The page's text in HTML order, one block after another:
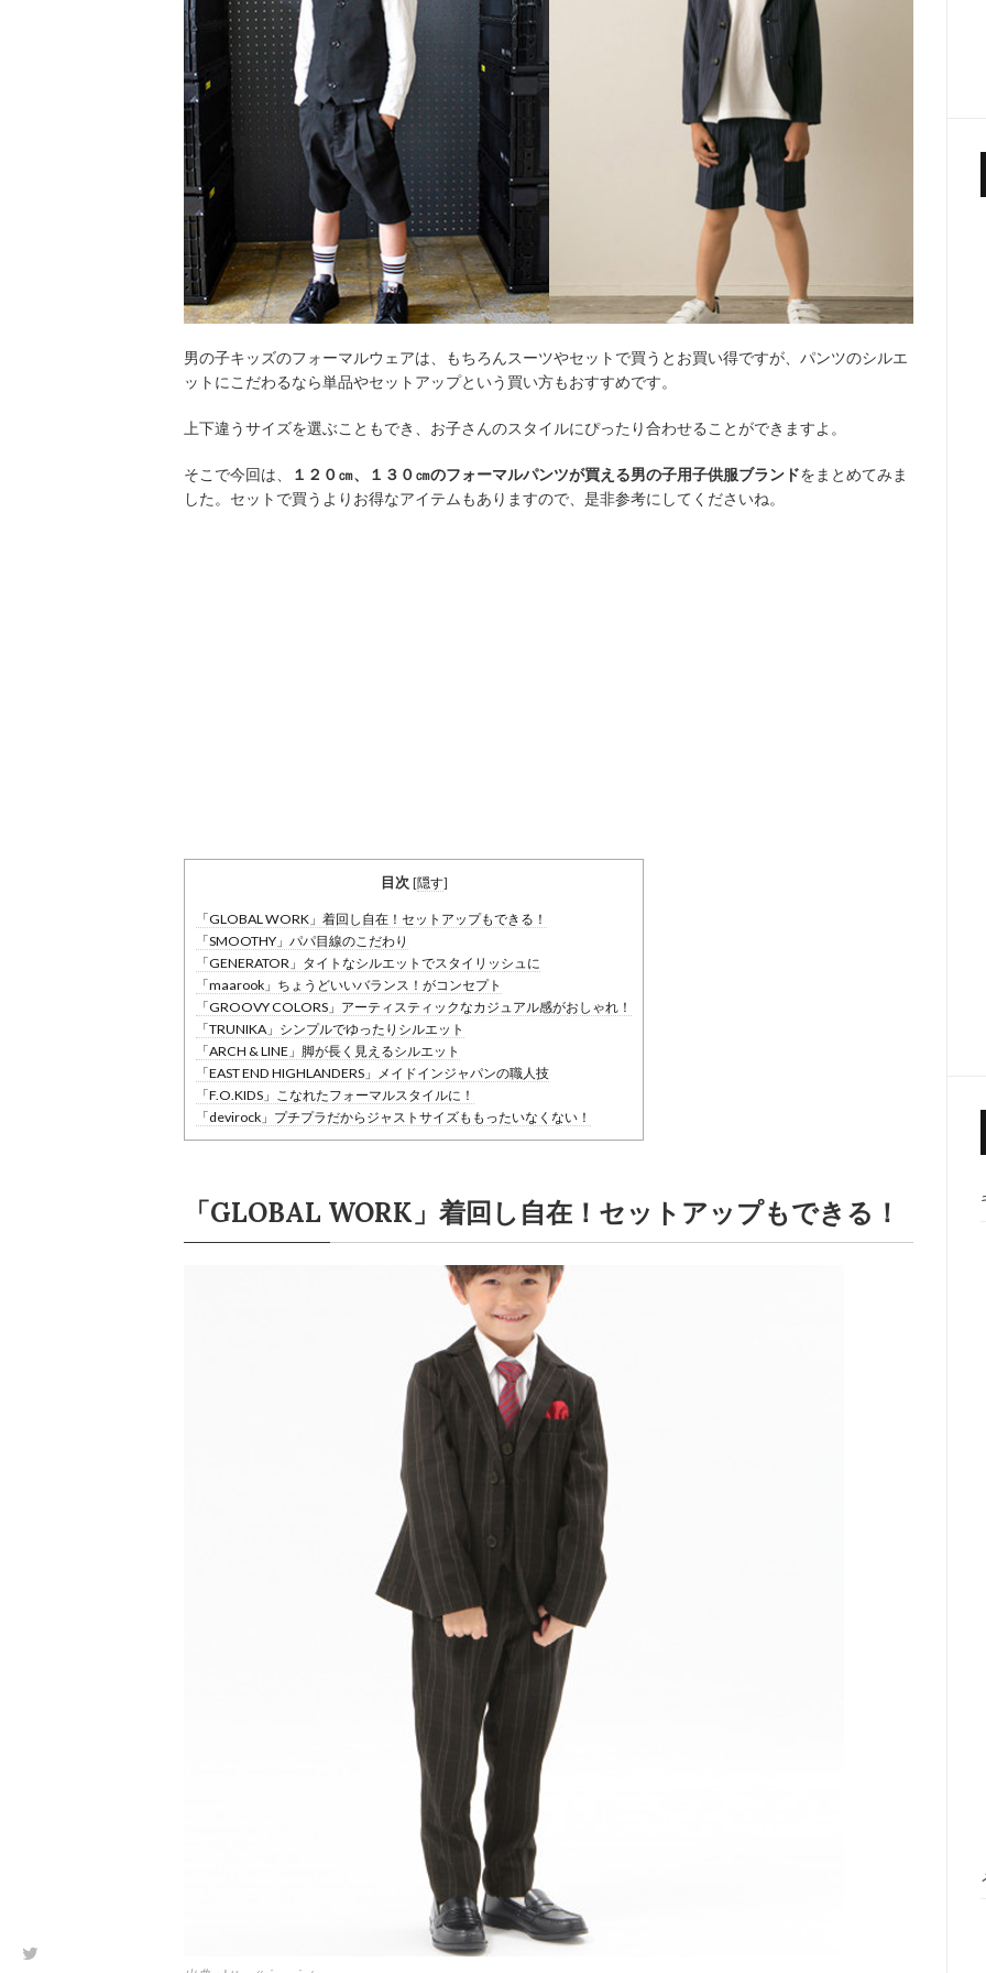
男の子キッズのフォーマルウェアは、もちろんスーツやセットで買うとお買い得ですが、パンツのシルエ
ットにこだわるなら単品やセットアップという買い方もおすすめです。
上下違うサイズを選ぶこともでき、お子さんのスタイルにぴったり合わせることができますよ。
そこで今回は、 １２０㎝、１３０㎝のフォーマルパンツが買える男の子用子供服ブランドをまとめてみま
した。セットで買うよりお得なアイテムもありますので、是非参考にしてくださいね。
目次 [隠す]
「GLOBAL WORK」着回し自在！セットアップもできる！
「SMOOTHY」パパ目線のこだわり
「GENERATOR」タイトなシルエットでスタイリッシュに
「maarook」ちょうどいいバランス！がコンセプト
「GROOVY COLORS」アーティスティックなカジュアル感がおしゃれ！
「TRUNIKA」シンプルでゆったりシルエット
「ARCH & LINE」脚が長く見えるシルエット
「EAST END HIGHLANDERS」メイドインジャパンの職人技
「F.O.KIDS」こなれたフォーマルスタイルに！
「devirock」プチプラだからジャストサイズももったいなくない！
「GLOBAL WORK」着回し自在！セットアップもできる！